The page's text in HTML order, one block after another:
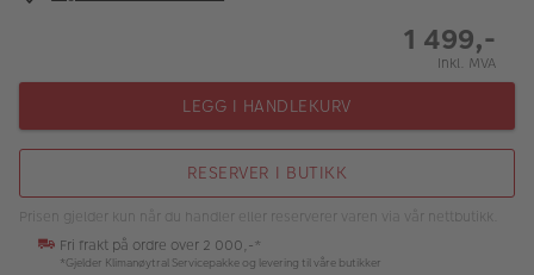
1 499,-
Inkl. MVA
LEGG I HANDLEKURV
RESERVER I BUTIKK
Prisen gjelder kun når du handler eller reserverer varen via vår nettbutikk.
Fri frakt på ordre over 2 000,-*
*Gjelder Klimanøytral Servicepakke og levering til våre butikker